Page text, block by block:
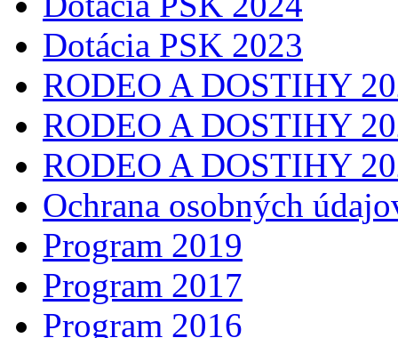
Dotácia PSK 2023
RODEO A DOSTIHY
RODEO A DOSTIHY
RODEO A DOSTIHY
Ochrana osobných
Program 2019
Program 2017
Program 2016